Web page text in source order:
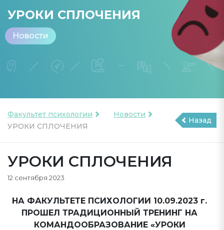
УРОКИ СПЛОЧЕНИЯ
Новости
Факультет психологии
Новости
УРОКИ СПЛОЧЕНИЯ
Назад
УРОКИ СПЛОЧЕНИЯ
12 сентября 2023
НА ФАКУЛЬТЕТЕ ПСИХОЛОГИИ 10.09.2023 г.
ПРОШЕЛ ТРАДИЦИОННЫЙ ТРЕНИНГ НА
КОМАНДООБРАЗОВАНИЕ «УРОКИ